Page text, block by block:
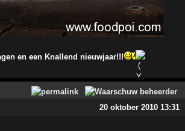
en een Knallend nieuwjaar!!!
20 oktober 2010 13:31